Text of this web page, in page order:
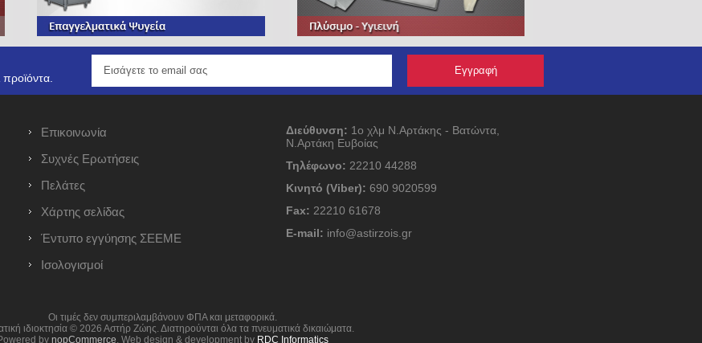
Επικοινωνία
Συχνές Ερωτήσεις
Πελάτες
Χάρτης σελίδας
Έντυπο εγγύησης ΣΕΕΜΕ
Ισολογισμοί
Διεύθυνση: 1ο χλμ Ν.Αρτάκης - Βατώντα,
Ν.Αρτάκη Ευβοίας
Τηλέφωνο: 22210 44288
Κινητό (Viber): 690 9020599
Fax: 22210 61678
E-mail: info@astirzois.gr
Οι τιμές δεν συμπεριλαμβάνουν ΦΠΑ και μεταφορικά.
ιδιοκτησία © 2026 Αστήρ Ζώης. Διατηρούνται όλα τα πνευματικά δικαιώματα.
by nopCommerce. Web design & development by RDC Informatics